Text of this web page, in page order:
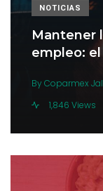
NOTICIAS
Mantener
empleo: el
By Coparmex
1,846 Views